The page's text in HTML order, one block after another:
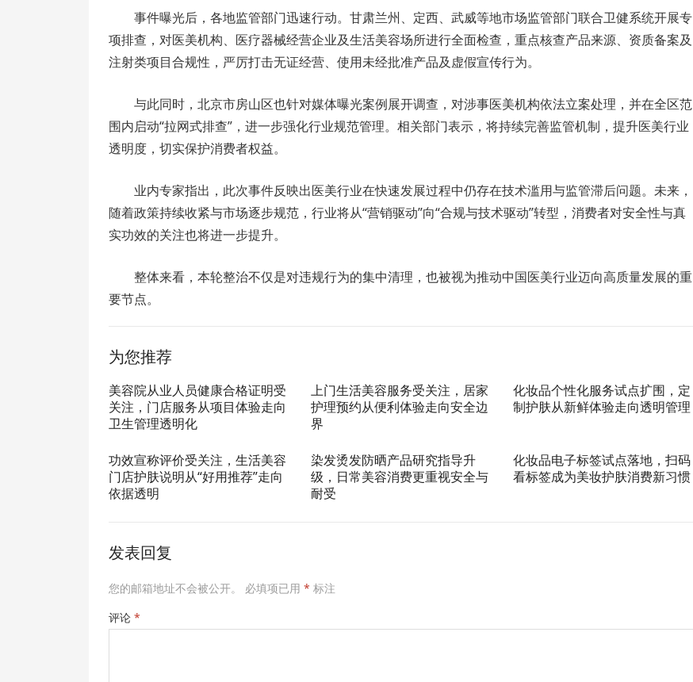
事件曝光后，各地监管部门迅速行动。甘肃兰州、定西、武威等地市场监管部门联合卫健系统开展专
项排查，对医美机构、医疗器械经营企业及生活美容场所进行全面检查，重点核查产品来源、资质备案及
注射类项目合规性，严厉打击无证经营、使用未经批准产品及虚假宣传行为。
与此同时，北京市房山区也针对媒体曝光案例展开调查，对涉事医美机构依法立案处理，并在全区范
围内启动“拉网式排查”，进一步强化行业规范管理。相关部门表示，将持续完善监管机制，提升医美行业
透明度，切实保护消费者权益。
业内专家指出，此次事件反映出医美行业在快速发展过程中仍存在技术滥用与监管滞后问题。未来，
随着政策持续收紧与市场逐步规范，行业将从“营销驱动”向“合规与技术驱动”转型，消费者对安全性与真
实功效的关注也将进一步提升。
整体来看，本轮整治不仅是对违规行为的集中清理，也被视为推动中国医美行业迈向高质量发展的重
要节点。
为您推荐
美容院从业人员健康合格证明受
关注，门店服务从项目体验走向
卫生管理透明化
上门生活美容服务受关注，居家
护理预约从便利体验走向安全边
界
化妆品个性化服务试点扩围，定
制护肤从新鲜体验走向透明管理
功效宣称评价受关注，生活美容
门店护肤说明从“好用推荐”走向
依据透明
染发烫发防晒产品研究指导升
级，日常美容消费更重视安全与
耐受
化妆品电子标签试点落地，扫码
看标签成为美妆护肤消费新习惯
发表回复
您的邮箱地址不会被公开。 必填项已用 * 标注
评论 *